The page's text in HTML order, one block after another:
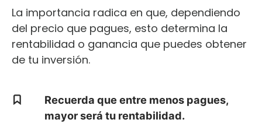
La importancia radica en que, dependiendo
del precio que pagues, esto determina la
rentabilidad o ganancia que puedes obtener
de tu inversión.
Recuerda que entre menos pagues,
mayor será tu rentabilidad.